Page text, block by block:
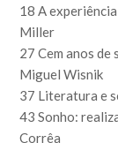
18 A
Miller
27 Cem anos de
Miguel Wisnik
37 Literatura e
43 Sonho:
Corrêa